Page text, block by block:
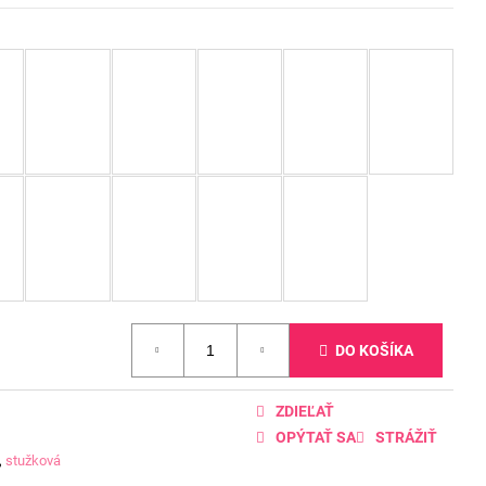
DO KOŠÍKA
, stužková
OPÝTAŤ SA STRÁŽIŤ
ZDIEĽAŤ